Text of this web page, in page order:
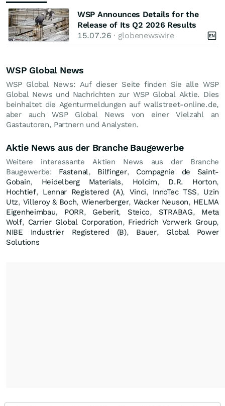
WSP Announces Details for the
Release of Its Q2 2026 Results
15.07.26 · globenewswire
WSP Global News
WSP Global News: Auf dieser Seite finden Sie alle WSP
Global News und Nachrichten zur WSP Global Aktie. Dies
beinhaltet die Agenturmeldungen auf wallstreet-online.de,
aber auch WSP Global News von einer Vielzahl an
Gastautoren, Partnern und Analysten.
Aktie News aus der Branche Baugewerbe
Weitere interessante Aktien News aus der Branche
Baugewerbe: Fastenal, Bilfinger, Compagnie de Saint-
Gobain, Heidelberg Materials, Holcim, D.R. Horton,
Hochtief, Lennar Registered (A), Vinci, InnoTec TSS, Uzin
Utz, Villeroy & Boch, Wienerberger, Wacker Neuson, HELMA
Eigenheimbau, PORR, Geberit, Steico, STRABAG, Meta
Wolf, Carrier Global Corporation, Friedrich Vorwerk Group,
NIBE Industrier Registered (B), Bauer, Global Power
Solutions